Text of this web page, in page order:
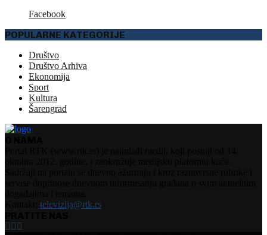
Facebook
POPULARNE KATEGORIJE
Društvo
Društvo Arhiva
Ekonomija
Sport
Kultura
Šarengrad
televizija@rtk.rs
Facebook
Instagram